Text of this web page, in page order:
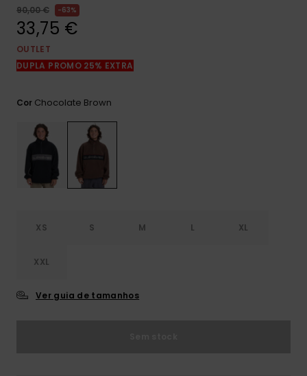
contacto.
90,00 €
63%
33,75 €
OUTLET
DUPLA PROMO 25% EXTRA
Cor Chocolate Brown
XS S M L XL
XXL
Ver guia de tamanhos